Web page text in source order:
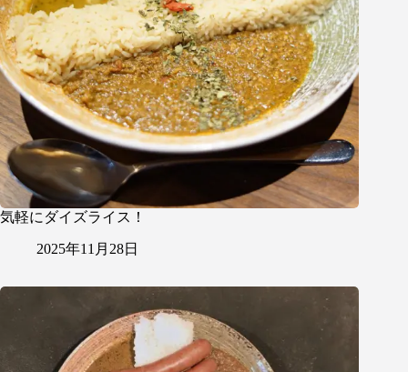
気軽にダイズライス！
2025年11月28日